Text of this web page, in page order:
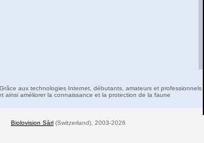
aux technologies Internet, débutants, amateurs et professionnels
ainsi améliorer la connaissance et la protection de la faune
Biolovision Sàrl (Switzerland), 2003-2026